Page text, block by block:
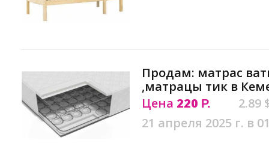
Продам: матрас
,матрацы тик в
Цена 220 Р.
2.89
21 апреля 2025 г. в